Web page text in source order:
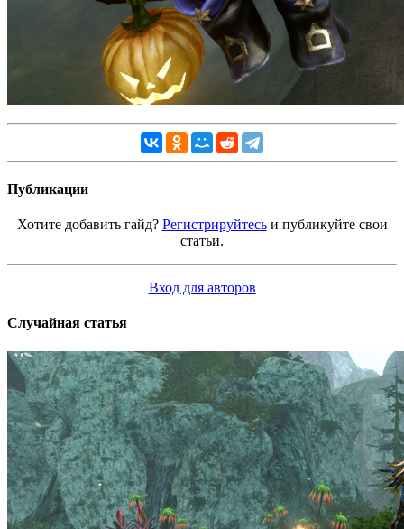
Публикации
Хотите добавить гайд? Регистрируйтесьи публикуйте свои
статьи.
Вход для авторов
Случайная статья